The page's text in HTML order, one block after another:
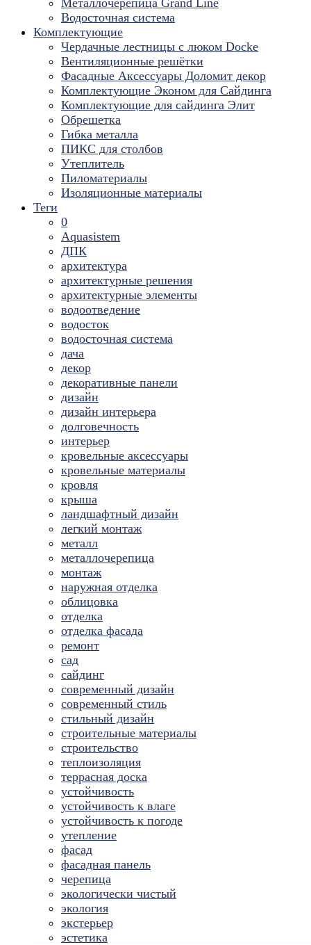
Металлочерепица Grand Line
Водосточная система
Комплектующие
Чердачные лестницы с люком Docke
Вентиляционные решётки
Фасадные Аксессуары Доломит декор
Комплектующие Эконом для Сайдинга
Комплектующие для cайдинга Элит
Обрешетка
Гибка металла
ПИКС для столбов
Утеплитель
Пиломатериалы
Изоляционные материалы
Теги
0
Aquasistem
ДПК
архитектура
архитектурные решения
архитектурные элементы
водоотведение
водосток
водосточная система
дача
декор
декоративные панели
дизайн
дизайн интерьера
долговечность
интерьер
кровельные аксессуары
кровельные материалы
кровля
крыша
ландшафтный дизайн
легкий монтаж
металл
металлочерепица
монтаж
наружная отделка
облицовка
отделка
отделка фасада
ремонт
сад
сайдинг
современный дизайн
современный стиль
стильный дизайн
строительные материалы
строительство
теплоизоляция
террасная доска
устойчивость
устойчивость к влаге
устойчивость к погоде
утепление
фасад
фасадная панель
черепица
экологически чистый
экология
экстерьер
эстетика